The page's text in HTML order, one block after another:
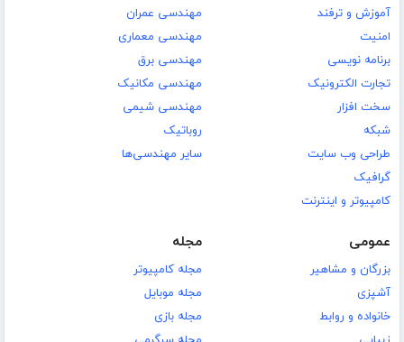
آموزش و ترفند
امنیت
برنامه نویسی
تجارت الکترونیک
سخت افزار
شبکه
طراحی وب سایت
گرافیک
کامپیوتر و اینترنت
مهندسی عمران
مهندسی معماری
مهندسی برق
مهندسی مکانیک
مهندسی شیمی
روباتیک
سایر مهندسی‌ها
عمومی
بزرگان و مشاهیر
آشپزی
خانواده و روابط
مجله
مجله کامپیوتر
مجله موبایل
مجله بازی